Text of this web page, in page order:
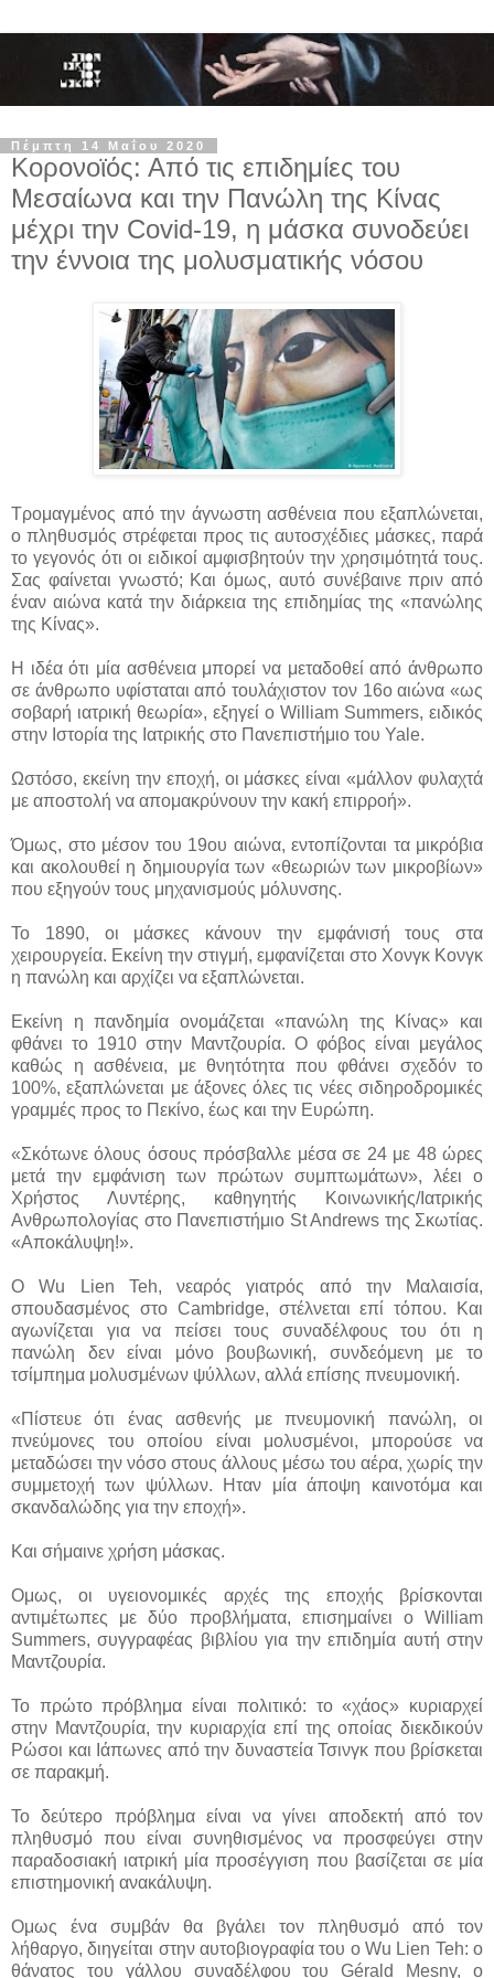
Πέμπτη 14 Μαΐου 2020
Κορονοϊός: Από τις επιδημίες του
Μεσαίωνα και την Πανώλη της Κίνας
μέχρι την Covid-19, η μάσκα συνοδεύει
την έννοια της μολυσματικής νόσου
Τρομαγμένος από την άγνωστη ασθένεια που εξαπλώνεται,
ο πληθυσμός στρέφεται προς τις αυτοσχέδιες μάσκες, παρά
το γεγονός ότι οι ειδικοί αμφισβητούν την χρησιμότητά τους.
Σας φαίνεται γνωστό; Και όμως, αυτό συνέβαινε πριν από
έναν αιώνα κατά την διάρκεια της επιδημίας της «πανώλης
της Κίνας».
Η ιδέα ότι μία ασθένεια μπορεί να μεταδοθεί από άνθρωπο
σε άνθρωπο υφίσταται από τουλάχιστον τον 16ο αιώνα «ως
σοβαρή ιατρική θεωρία», εξηγεί ο William Summers, ειδικός
στην Ιστορία της Ιατρικής στο Πανεπιστήμιο του Yale.
Ωστόσο, εκείνη την εποχή, οι μάσκες είναι «μάλλον φυλαχτά
με αποστολή να απομακρύνουν την κακή επιρροή».
Όμως, στο μέσον του 19ου αιώνα, εντοπίζονται τα μικρόβια
και ακολουθεί η δημιουργία των «θεωριών των μικροβίων»
που εξηγούν τους μηχανισμούς μόλυνσης.
Το 1890, οι μάσκες κάνουν την εμφάνισή τους στα
χειρουργεία. Εκείνη την στιγμή, εμφανίζεται στο Χονγκ Κονγκ
η πανώλη και αρχίζει να εξαπλώνεται.
Εκείνη η πανδημία ονομάζεται «πανώλη της Κίνας» και
φθάνει το 1910 στην Μαντζουρία. Ο φόβος είναι μεγάλος
καθώς η ασθένεια, με θνητότητα που φθάνει σχεδόν το
100%, εξαπλώνεται με άξονες όλες τις νέες σιδηροδρομικές
γραμμές προς το Πεκίνο, έως και την Ευρώπη.
«Σκότωνε όλους όσους πρόσβαλλε μέσα σε 24 με 48 ώρες
μετά την εμφάνιση των πρώτων συμπτωμάτων», λέει ο
Χρήστος Λυντέρης, καθηγητής Κοινωνικής/Ιατρικής
Ανθρωπολογίας στο Πανεπιστήμιο St Andrews της Σκωτίας.
«Αποκάλυψη!».
Ο Wu Lien Teh, νεαρός γιατρός από την Μαλαισία,
σπουδασμένος στο Cambridge, στέλνεται επί τόπου. Και
αγωνίζεται για να πείσει τους συναδέλφους του ότι η
πανώλη δεν είναι μόνο βουβωνική, συνδεόμενη με το
τσίμπημα μολυσμένων ψύλλων, αλλά επίσης πνευμονική.
«Πίστευε ότι ένας ασθενής με πνευμονική πανώλη, οι
πνεύμονες του οποίου είναι μολυσμένοι, μπορούσε να
μεταδώσει την νόσο στους άλλους μέσω του αέρα, χωρίς την
συμμετοχή των ψύλλων. Ηταν μία άποψη καινοτόμα και
σκανδαλώδης για την εποχή».
Και σήμαινε χρήση μάσκας.
Ομως, οι υγειονομικές αρχές της εποχής βρίσκονται
αντιμέτωπες με δύο προβλήματα, επισημαίνει ο William
Summers, συγγραφέας βιβλίου για την επιδημία αυτή στην
Μαντζουρία.
Το πρώτο πρόβλημα είναι πολιτικό: το «χάος» κυριαρχεί
στην Μαντζουρία, την κυριαρχία επί της οποίας διεκδικούν
Ρώσοι και Ιάπωνες από την δυναστεία Τσινγκ που βρίσκεται
σε παρακμή.
Το δεύτερο πρόβλημα είναι να γίνει αποδεκτή από τον
πληθυσμό που είναι συνηθισμένος να προσφεύγει στην
παραδοσιακή ιατρική μία προσέγγιση που βασίζεται σε μία
επιστημονική ανακάλυψη.
Ομως ένα συμβάν θα βγάλει τον πληθυσμό από τον
λήθαργο, διηγείται στην αυτοβιογραφία του ο Wu Lien Teh: ο
θάνατος του γάλλου συναδέλφου του Gérald Mesny, ο